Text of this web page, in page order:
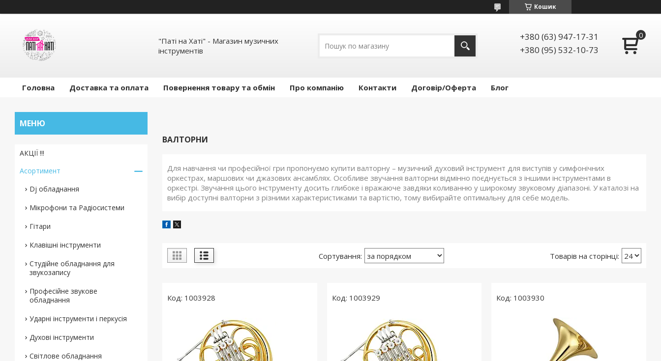
Кошик
"Паті на Хаті" - Магазин музичних
інструментів
+380 (63) 947-17-31
+380 (95) 532-10-73
Головна Доставка та оплата Повернення товару та обмін Про компанію Контакти Договір/Оферта Блог
ВАЛТОРНИ
Для навчання чи професійної гри пропонуємо купити валторну – музичний духовий інструмент для виступів у симфонічних
оркестрах, маршових чи джазових ансамблях. Особливе звучання валторни відмінно поєднується з іншими інструментами в
оркестрі. Звучання цього інструменту досить глибоке і вражаюче завдяки коливанню у широкому звуковому діапазоні. У каталозі на
вибір доступні валторни з різними характеристиками та вартістю, тому вибирайте оптимальну для себе модель.
1003928 1003929 1003930
АКЦІЇ !!!
Асортимент
Dj обладнання
Мікрофони та Радіосистеми
Гітари
Клавішні інструменти
Студійне обладнання для
звукозапису
Професійне звукове
обладнання
Ударні інструменти і перкусія
Духові інструменти
Світлове обладнання